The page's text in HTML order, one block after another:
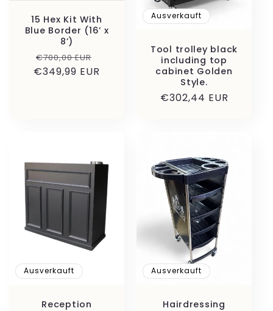
15 Hex Kit With
Blue Border (16’ x
8’)
Normaler
Preis
€700,00 EUR
Verkaufspreis
€349,99 EUR
Ausverkauft
Tool trolley black
including top
cabinet Golden
Style.
Normaler
€302,44 EUR
Ausverkauft
Reception
Ausverkauft
Hairdressing